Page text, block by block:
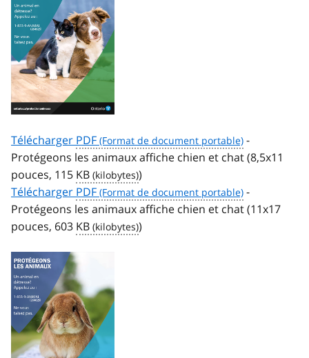
Télécharger PDF
-
Protégeons les animaux affiche chien et chat (8,5x11
pouces, 115 KB
)
Télécharger PDF
-
Protégeons les animaux affiche chien et chat (11x17
pouces, 603 KB )